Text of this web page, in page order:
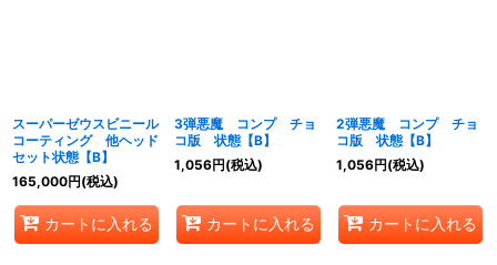
スーパーゼウスビニール
コーティング 他ヘッド
セット状態【B】
165,000円(税込)
カートに入れる
3弾悪魔 コンプ チョ
コ版 状態【B】
1,056円(税込)
カートに入れる
2弾悪魔 コンプ チョ
コ版 状態【B】
1,056円(税込)
カートに入れる